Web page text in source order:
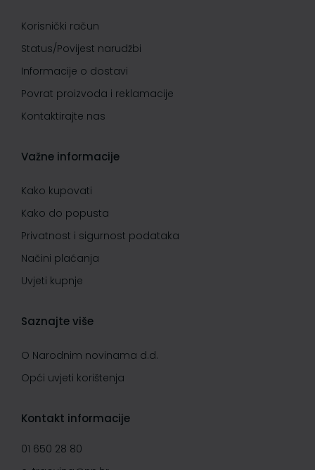
Korisnički račun
Status/Povijest narudžbi
Informacije o dostavi
Povrat proizvoda i reklamacije
Kontaktirajte nas
Važne informacije
Kako kupovati
Kako do popusta
Privatnost i sigurnost podataka
Načini plaćanja
Uvjeti kupnje
Saznajte više
O Narodnim novinama d.d.
Opći uvjeti korištenja
Kontakt informacije
01 650 28 80